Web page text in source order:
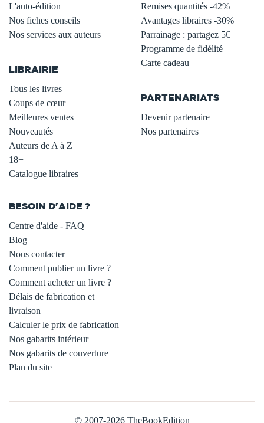
L'auto-édition
Nos fiches conseils
Nos services aux auteurs
LIBRAIRIE
Tous les livres
Coups de cœur
Meilleures ventes
Nouveautés
Auteurs de A à Z
18+
Catalogue libraires
Remises quantités -42%
Avantages libraires -30%
Parrainage : partagez 5€
Programme de fidélité
Carte cadeau
PARTENARIATS
Devenir partenaire
Nos partenaires
BESOIN D'AIDE ?
Centre d'aide - FAQ
Blog
Nous contacter
Comment publier un livre ?
Comment acheter un livre ?
Délais de fabrication et
livraison
Calculer le prix de fabrication
Nos gabarits intérieur
Nos gabarits de couverture
Plan du site
© 2007-2026 TheBookEdition